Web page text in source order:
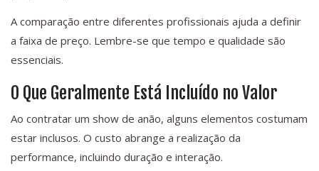
A comparação entre diferentes profissionais ajuda a definir
a faixa de preço. Lembre-se que tempo e qualidade são
essenciais.
O Que Geralmente Está Incluído no Valor
Ao contratar um show de anão, alguns elementos costumam
estar inclusos. O custo abrange a realização da
performance, incluindo duração e interação.